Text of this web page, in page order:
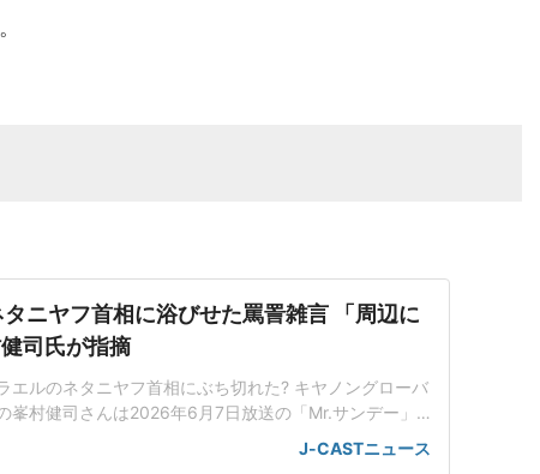
タニヤフ首相に浴びせた罵詈雑言 「周辺に
司氏が指摘
エルのネタニヤフ首相にぶち切れた? キヤノングローバ
峯村健司さんは2026年6月7日放送の「Mr.サンデー」
が激怒したとされる電話会談について周辺に確認したと
話した。「放送禁止用語を使ったようなかなりの激怒
J-CASTニュース